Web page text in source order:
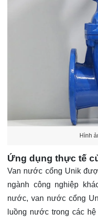
Hình
Ứng dụng thực tế
Van nước cổng Unik
ngành công nghiệp
nước, van nước cổng
luồng nước trong các